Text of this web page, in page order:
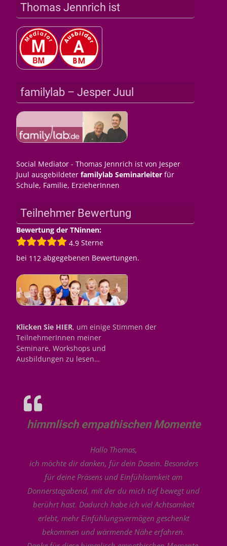
Thomas Jennrich ist
familylab – Jesper Juul
Social Mediator - Thomas Jennrich ist von Jesper
Juul ausgebildeter familylab Seminarleiter für
Schule, Familie, ErzieherInnen
Teilnehmer Bewertung
Bewertung der TNinnen:
4.9 Sterne
bei 112 abgegebenen Bewertungen.
Klicken Sie HIER, um einige Stimmen der
TeilnehmerInnen meiner
Seminare, Workshops und
Ausbildungen zu lesen…
himmlisch empathischen Momente
Hallo Thomas,
ich möchte dir danken, für dein Dasein. Besonders
für deine Präsens und Einfühlsamkeit am
Donnerstagabend, mit der du mich tief bewegt und
berührt hast. Dadurch habe ich viel Achtsamkeit
erlebt, mehr Einfühlungsvermögen geschenkt
bekommen und wärmende Nähe erfahren.